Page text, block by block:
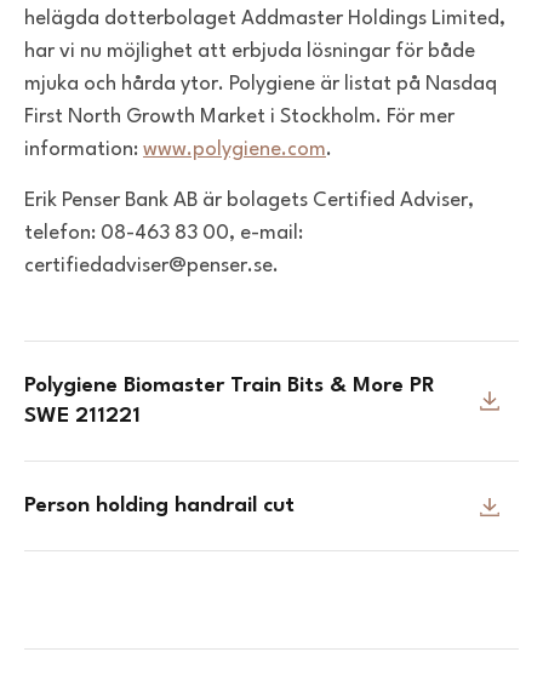
helägda dotterbolaget Addmaster Holdings Limited,
har vi nu möjlighet att erbjuda lösningar för både
mjuka och hårda ytor. Polygiene är listat på Nasdaq
First North Growth Market i Stockholm. För mer
information: www.polygiene.com.
Erik Penser Bank AB är bolagets Certified Adviser,
telefon: 08-463 83 00, e-mail:
certifiedadviser@penser.se.
Polygiene Biomaster Train Bits & More PR
SWE 211221
Person holding handrail cut